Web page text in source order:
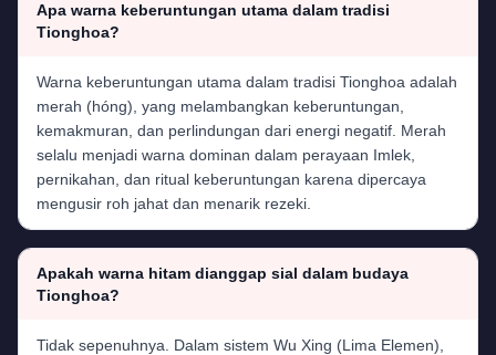
Apa warna keberuntungan utama dalam tradisi
Tionghoa?
Warna keberuntungan utama dalam tradisi Tionghoa adalah
merah (hóng), yang melambangkan keberuntungan,
kemakmuran, dan perlindungan dari energi negatif. Merah
selalu menjadi warna dominan dalam perayaan Imlek,
pernikahan, dan ritual keberuntungan karena dipercaya
mengusir roh jahat dan menarik rezeki.
Apakah warna hitam dianggap sial dalam budaya
Tionghoa?
Tidak sepenuhnya. Dalam sistem Wu Xing (Lima Elemen),